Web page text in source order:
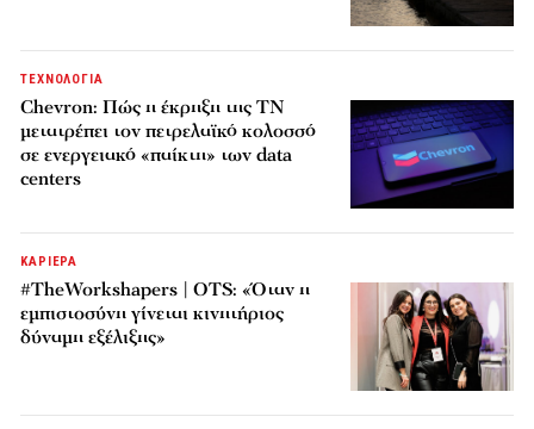
ΤΕΧΝΟΛΟΓΙΑ
Chevron: Πώς η έκρηξη της ΤΝ
μετατρέπει τον πετρελαϊκό κολοσσό
σε ενεργειακό «παίκτη» των data
centers
ΚΑΡΙΕΡΑ
#TheWorkshapers | OTS: «Όταν η
εμπιστοσύνη γίνεται κινητήριος
δύναμη εξέλιξης»